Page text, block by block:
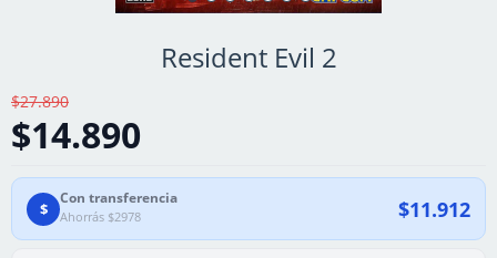
Resident Evil 2
$27.890
$14.890
$
Con transferencia
Ahorrás $2978 $11.912